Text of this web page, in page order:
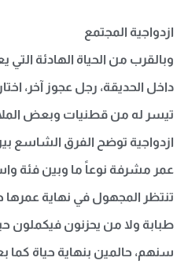
ازدواجية المجتمع
وبالقرب من الحياة الهادئة
داخل الحديقة، رجل عجوز آخر،
تيسر له من قطنيات وبعض
ازدواجية توضح الفرق الشاسع
عمر مشرفة نوعاً ما وبين فئة
تنتظر المجهول في نهاية
طبابة ولا من يحزنون فيكملون
سنهم، حالمين بنهاية حياة